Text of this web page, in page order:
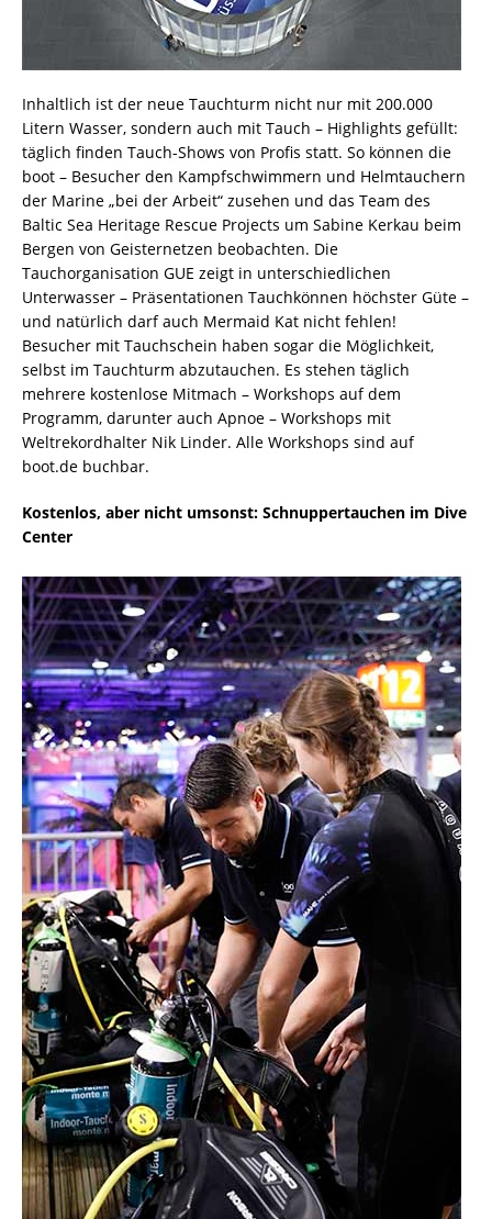
Inhaltlich ist der neue Tauchturm nicht nur mit 200.000
Litern Wasser, sondern auch mit Tauch – Highlights gefüllt:
täglich finden Tauch-Shows von Profis statt. So können die
boot – Besucher den Kampfschwimmern und Helmtauchern
der Marine „bei der Arbeit“ zusehen und das Team des
Baltic Sea Heritage Rescue Projects um Sabine Kerkau beim
Bergen von Geisternetzen beobachten. Die
Tauchorganisation GUE zeigt in unterschiedlichen
Unterwasser – Präsentationen Tauchkönnen höchster Güte –
und natürlich darf auch Mermaid Kat nicht fehlen!
Besucher mit Tauchschein haben sogar die Möglichkeit,
selbst im Tauchturm abzutauchen. Es stehen täglich
mehrere kostenlose Mitmach – Workshops auf dem
Programm, darunter auch Apnoe – Workshops mit
Weltrekordhalter Nik Linder. Alle Workshops sind auf
boot.de buchbar.
Kostenlos, aber nicht umsonst: Schnuppertauchen im Dive
Center